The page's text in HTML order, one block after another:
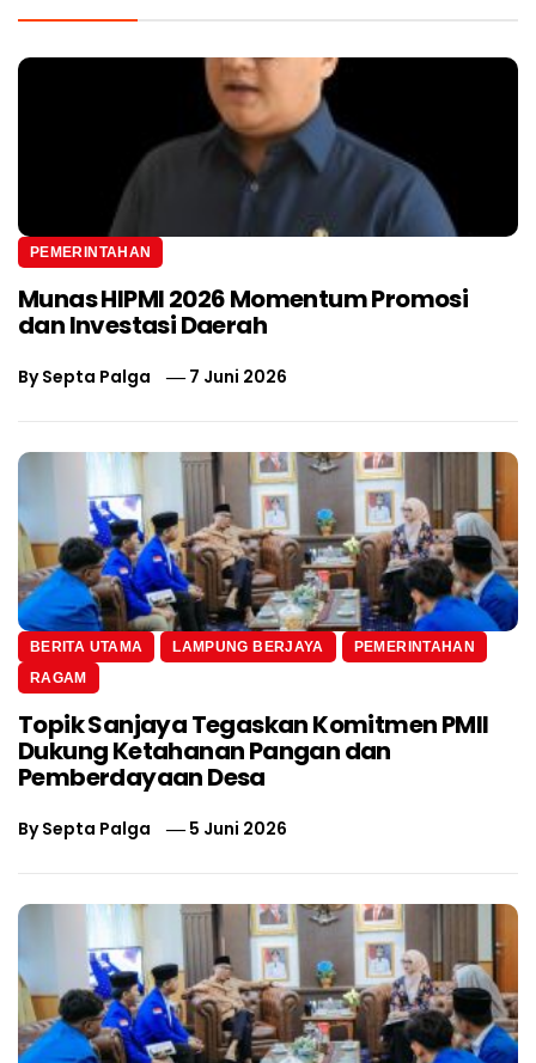
PEMERINTAHAN
Munas HIPMI 2026 Momentum Promosi
dan Investasi Daerah
BySepta Palga 7 Juni 2026
BERITA UTAMA LAMPUNG BERJAYA
PEMERINTAHAN
RAGAM
Topik Sanjaya Tegaskan Komitmen PMII
Dukung Ketahanan Pangan dan
Pemberdayaan Desa
BySepta Palga 5 Juni 2026